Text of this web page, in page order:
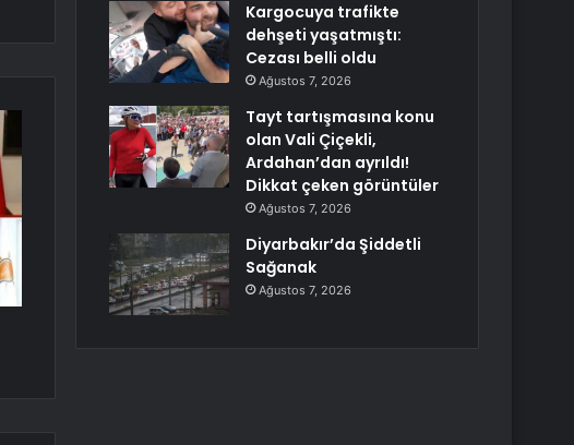
Kargocuya trafikte
dehşeti yaşatmıştı:
Cezası belli oldu
Ağustos 7, 2026
Tayt tartışmasına konu
olan Vali Çiçekli,
Ardahan’dan ayrıldı!
Dikkat çeken görüntüler
Ağustos 7, 2026
Diyarbakır’da Şiddetli
Sağanak
Ağustos 7, 2026